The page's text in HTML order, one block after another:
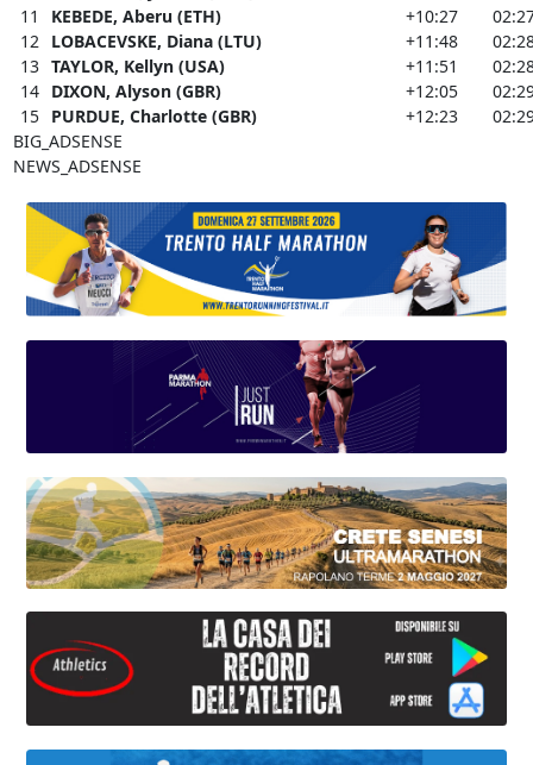
11
KEBEDE, Aberu (ETH) +10:27
12
LOBACEVSKE, Diana (LTU) +11:48
13 TAYLOR, Kellyn (USA) +11:51
14
DIXON, Alyson (GBR) +12:05
15
PURDUE, Charlotte (GBR) +12:23
BIG_ADSENSE
NEWS_ADSENSE